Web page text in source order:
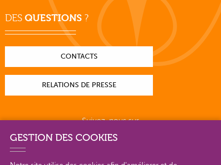
DES QUESTIONS ?
CONTACTS
RELATIONS DE PRESSE
Suivez-nous sur
GESTION DES COOKIES